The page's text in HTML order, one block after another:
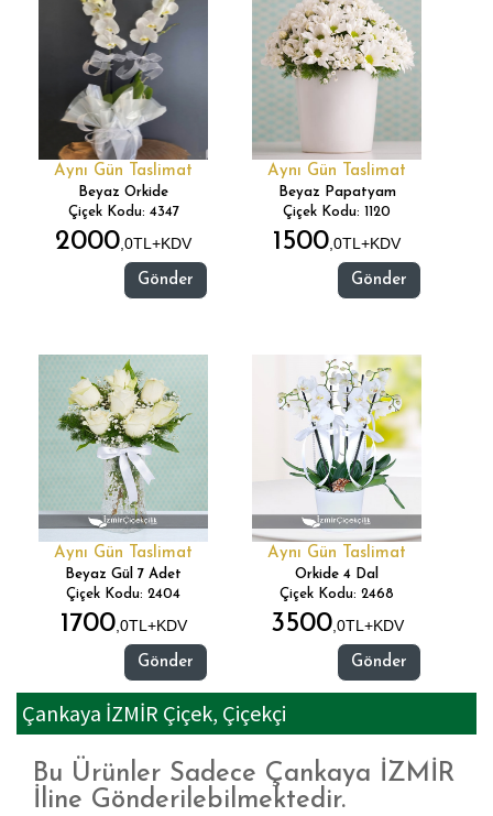
Aynı Gün Taslimat
Beyaz Orkide
Çiçek Kodu: 4347
2000,0TL+KDV
Gönder
Aynı Gün Taslimat
Beyaz Papatyam
Çiçek Kodu: 1120
1500,0TL+KDV
Gönder
Aynı Gün Taslimat
Beyaz Gül 7 Adet
Çiçek Kodu: 2404
1700,0TL+KDV
Gönder
Aynı Gün Taslimat
Orkide 4 Dal
Çiçek Kodu: 2468
3500,0TL+KDV
Gönder
Çankaya İZMİR Çiçek, Çiçekçi
Bu Ürünler Sadece Çankaya İZMİR
İline Gönderilebilmektedir.